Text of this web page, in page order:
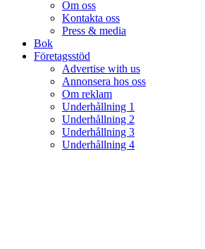
Om oss
Kontakta oss
Press & media
Bok
Företagsstöd
Advertise with us
Annonsera hos oss
Om reklam
Underhållning 1
Underhållning 2
Underhållning 3
Underhållning 4